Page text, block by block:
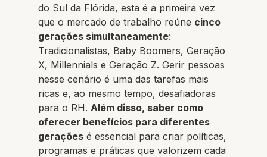
do Sul da Flórida, esta é a primeira vez
que o mercado de trabalho reúne cinco
gerações simultaneamente:
Tradicionalistas, Baby Boomers, Geração
X, Millennials e Geração Z. Gerir pessoas
nesse cenário é uma das tarefas mais
ricas e, ao mesmo tempo, desafiadoras
para o RH. Além disso, saber como
oferecer benefícios para diferentes
gerações é essencial para criar políticas,
programas e práticas que valorizem cada